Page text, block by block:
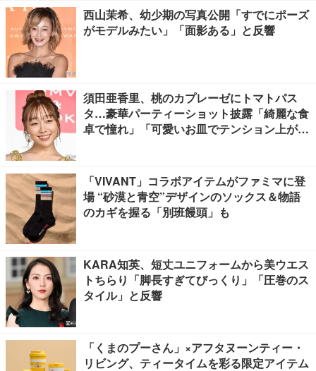
西山茉希、幼少期の写真公開「すでにポーズ
がモデルみたい」「面影ある」と反響
須田亜香里、桃のカプレーゼにトマトパス
タ…豪華パーティーショット披露「綺麗な食
卓で憧れ」「可愛いお皿でテンション上が
「VIVANT」コラボアイテムがファミマに登
場 “砂漠と青空”デザインのソックス＆物語
のカギを握る「別班饅頭」も
KARA知英、短丈ユニフォームから美ウエス
トちらり「脚長すぎてびっくり」「圧巻のス
タイル」と反響
「くまのプーさん」×アフタヌーンティー・
リビング、ティータイムを彩る限定アイテム